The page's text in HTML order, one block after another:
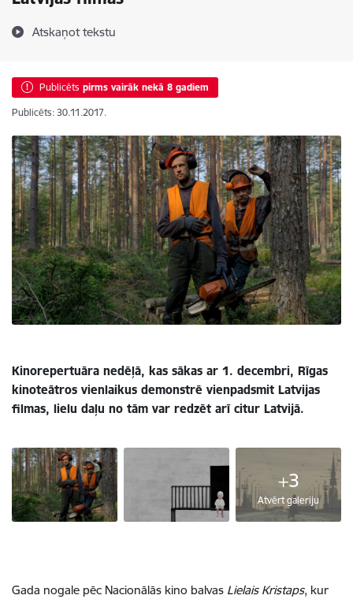
Atskaņot tekstu
Publicēts pirms vairāk nekā 8 gadiem
Publicēts: 30.11.2017.
Kinorepertuāra nedēļā, kas sākas ar 1. decembri, Rīgas
kinoteātros vienlaikus demonstrē vienpadsmit Latvijas
filmas, lielu daļu no tām var redzēt arī citur Latvijā.
+3
Atvērt galeriju
Gada nogale pēc Nacionālās kino balvas Lielais Kristaps, kur